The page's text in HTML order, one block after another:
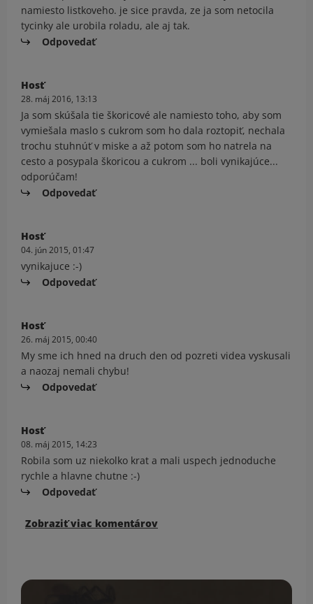
namiesto listkoveho. je sice pravda, ze ja som netocila
tycinky ale urobila roladu, ale aj tak.
Odpovedať
Hosť
28. máj 2016, 13:13
Ja som skúšala tie škoricové ale namiesto toho, aby som
vymiešala maslo s cukrom som ho dala roztopiť, nechala
trochu stuhnúť v miske a až potom som ho natrela na
cesto a posypala škoricou a cukrom ... boli vynikajúce...
odporúčam!
Odpovedať
Hosť
04. jún 2015, 01:47
vynikajuce :-)
Odpovedať
Hosť
26. máj 2015, 00:40
My sme ich hned na druch den od pozreti videa vyskusali
a naozaj nemali chybu!
Odpovedať
Hosť
08. máj 2015, 14:23
Robila som uz niekolko krat a mali uspech jednoduche
rychle a hlavne chutne :-)
Odpovedať
Zobraziť viac komentárov